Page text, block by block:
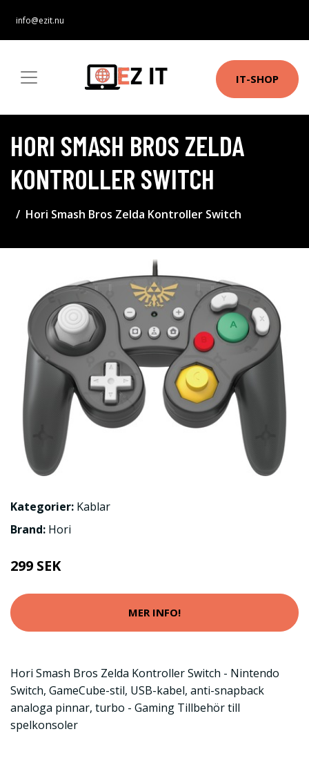
info@ezit.nu
IT-SHOP
HORI SMASH BROS ZELDA
KONTROLLER SWITCH
Hori Smash Bros Zelda Kontroller Switch
Kategorier: Kablar
Brand: Hori
299 SEK
MER INFO!
Hori Smash Bros Zelda Kontroller Switch - Nintendo
Switch, GameCube-stil, USB-kabel, anti-snapback
analoga pinnar, turbo - Gaming Tillbehör till
spelkonsoler